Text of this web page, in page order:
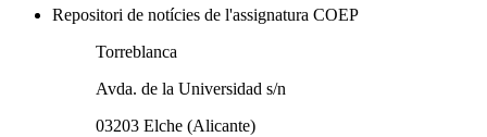
Repositori de notícies de l'assignatura COEP
Torreblanca
Avda. de la Universidad s/n
03203 Elche (Alicante)